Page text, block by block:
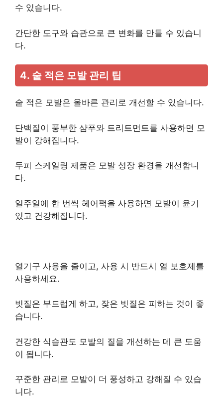
수 있습니다.
간단한 도구와 습관으로 큰 변화를 만들 수 있습니
다.
4. 숱 적은 모발 관리 팁
숱 적은 모발은 올바른 관리로 개선할 수 있습니다.
단백질이 풍부한 샴푸와 트리트먼트를 사용하면 모
발이 강해집니다.
두피 스케일링 제품은 모발 성장 환경을 개선합니
다.
일주일에 한 번씩 헤어팩을 사용하면 모발이 윤기
있고 건강해집니다.
열기구 사용을 줄이고, 사용 시 반드시 열 보호제를
사용하세요.
빗질은 부드럽게 하고, 잦은 빗질은 피하는 것이 좋
습니다.
건강한 식습관도 모발의 질을 개선하는 데 큰 도움
이 됩니다.
꾸준한 관리로 모발이 더 풍성하고 강해질 수 있습
니다.